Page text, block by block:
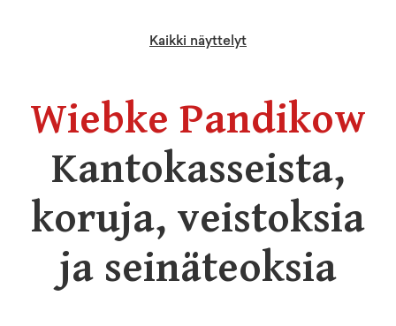
Kaikki näyttelyt
Wiebke Pandikow
Kantokasseista,
koruja, veistoksia
ja seinäteoksia